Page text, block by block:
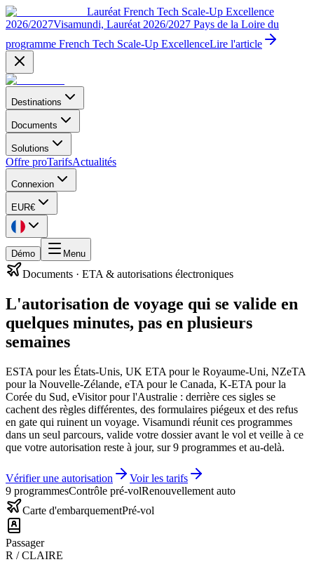
Lauréat French Tech Scale-Up Excellence
2026/2027Visamundi, Lauréat 2026/2027 Pays de la Loire du
programme French Tech Scale-Up ExcellenceLire l'article
Destinations
Documents
Solutions
Offre proTarifsActualités
Connexion
EUR€
Démo Menu
Documents · ETA & autorisations électroniques
L'autorisation de voyage qui se valide en
quelques minutes, pas en plusieurs
semaines
ESTA pour les États-Unis, UK ETA pour le Royaume-Uni, NZeTA
pour la Nouvelle-Zélande, eTA pour le Canada, K-ETA pour la
Corée du Sud, eVisitor pour l'Australie : derrière ces sigles se
cachent des règles différentes, des formulaires piégeux et des refus
en gate qui ruinent un voyage. Visamundi réunit ces programmes
dans un seul parcours, valide votre dossier avant le vol et veille à ce
que votre autorisation reste à jour, sur 9 programmes et au-delà.
Vérifier une autorisation
Voir les tarifs
9 programmesContrôle pré-volRenouvellement auto
Carte d'embarquementPré-vol
Passager
R / CLAIRE